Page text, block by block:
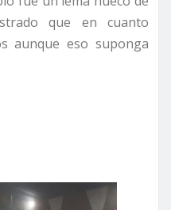
que en cuanto
aunque eso suponga